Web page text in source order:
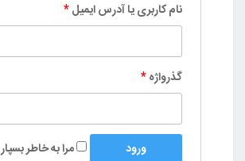
نام کاربری یا آدرس ایمیل*
گذرواژه*
ورود
مرا به خاطر بسپار